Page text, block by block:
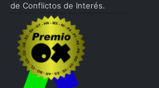
de Conflictos de Interés.